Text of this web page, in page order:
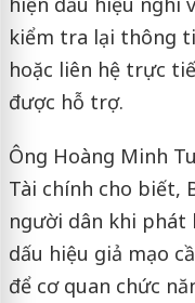
kiểm tra lại thông
hoặc liên hệ trực
được hỗ trợ.
Ông Hoàng Minh
Tài chính cho biết,
người dân khi phát
dấu hiệu giả mạo
để cơ quan chức